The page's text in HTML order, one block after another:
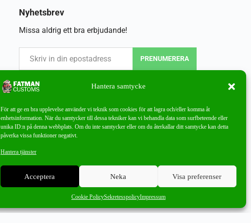
Hantera samtycke
För att ge en bra upplevelse använder vi teknik som cookies för att lagra och/eller komma åt
enhetsinformation. När du samtycker till dessa tekniker kan vi behandla data som surfbeteende eller
unika ID:n på denna webbplats. Om du inte samtycker eller om du återkallar ditt samtycke kan detta
påverka vissa funktioner negativt.
Hantera tjänster
Acceptera Neka Visa preferenser
Cookie PolicySekretesspolicyImpressum
Nyhetsbrev
Missa aldrig ett bra erbjudande!
PRENUMERERA